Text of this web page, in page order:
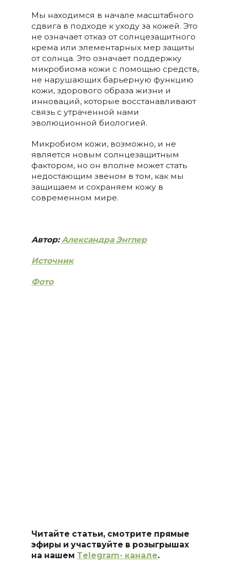
Мы находимся в начале масштабного
сдвига в подходе к уходу за кожей. Это
не означает отказ от солнцезащитного
крема или элементарных мер защиты
от солнца. Это означает поддержку
микробиома кожи с помощью средств,
не нарушающих барьерную функцию
кожи, здорового образа жизни и
инноваций, которые восстанавливают
связь с утраченной нами
эволюционной биологией.
Микробиом кожи, возможно, и не
является новым солнцезащитным
фактором, но он вполне может стать
недостающим звеном в том, как мы
защищаем и сохраняем кожу в
современном мире.
Автор:Александра Энглер
Источник
Фото
Читайте статьи, смотрите прямые
эфиры и участвуйте в розыгрышах
на нашем Тelegram- канале.